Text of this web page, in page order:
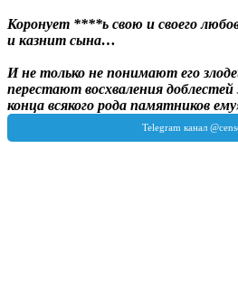
Коронует ****ь свою и своего
и казнит сына…
И не только не понимают его
перестают восхваления
конца всякого рода памятников